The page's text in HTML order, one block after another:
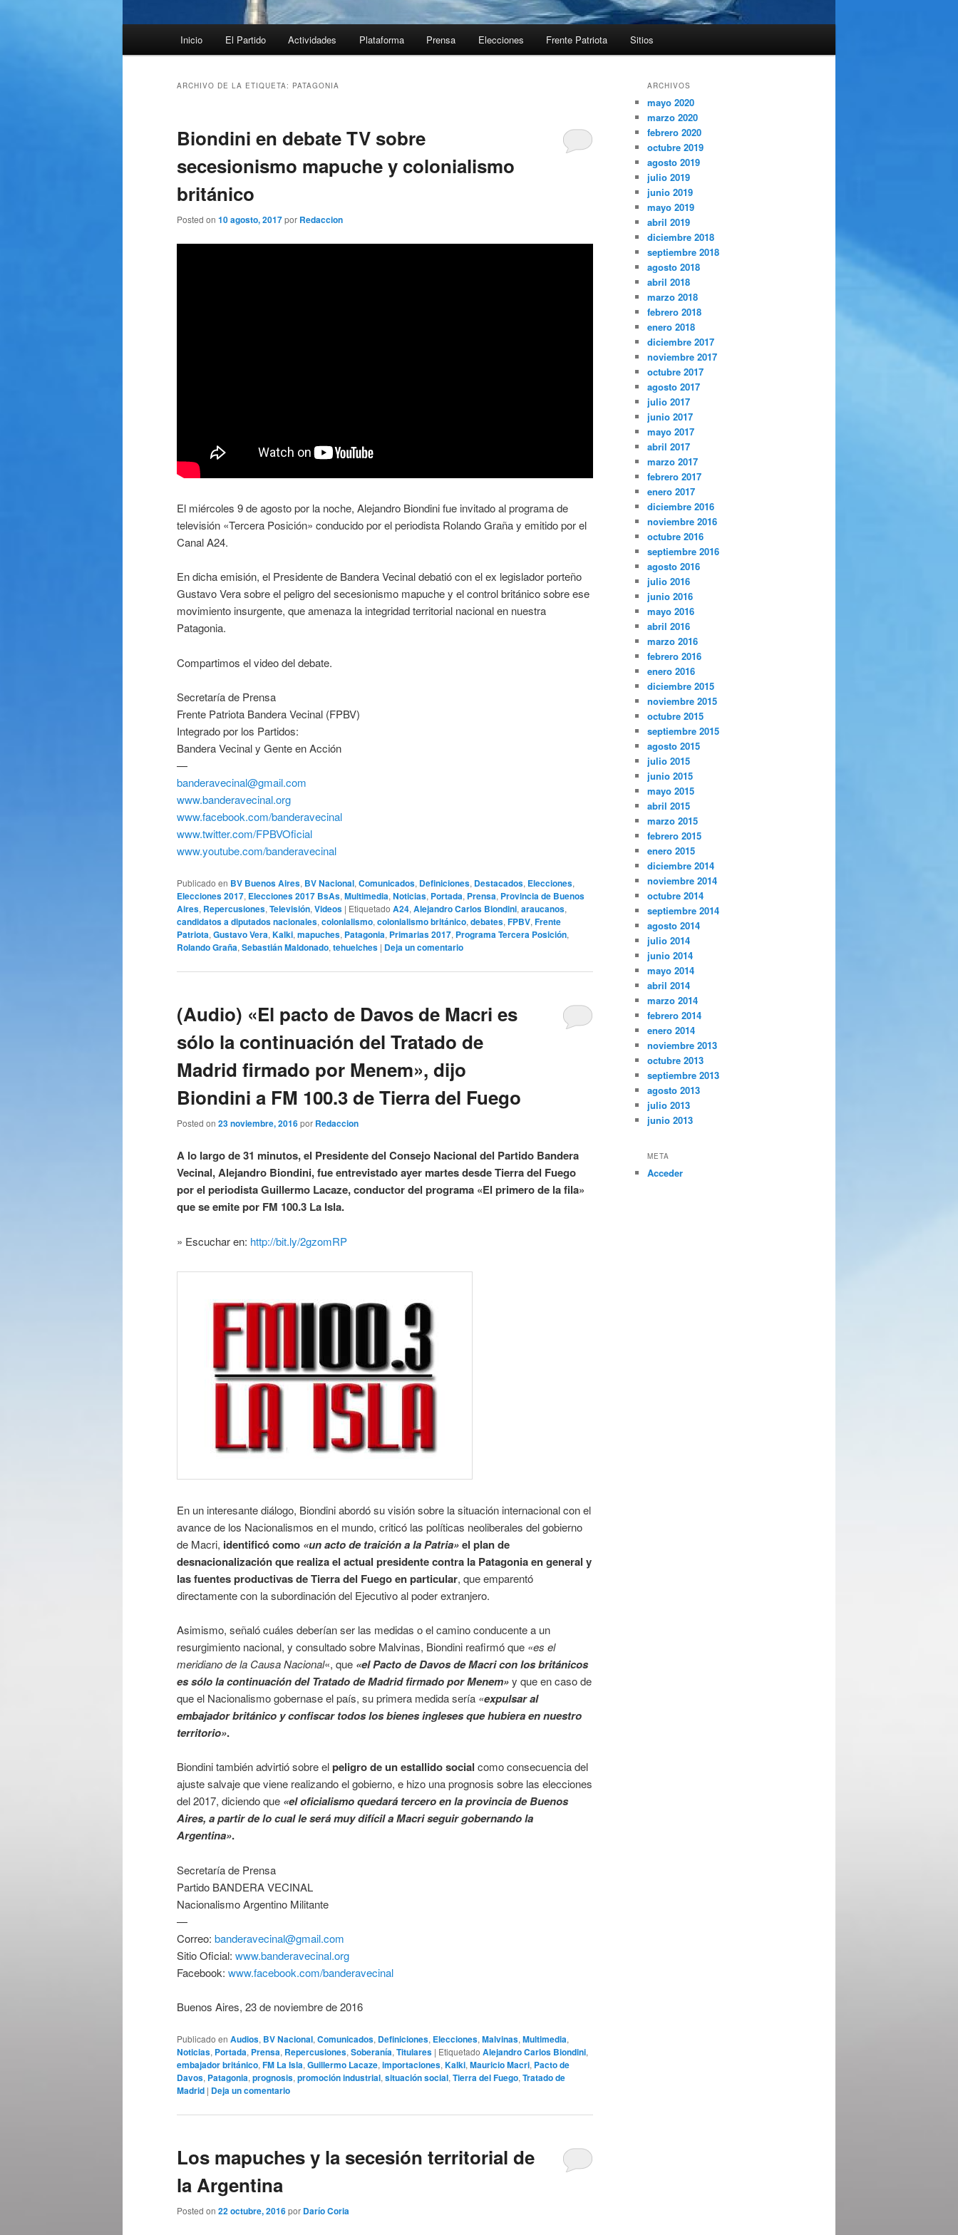
Inicio El Partido Actividades Plataforma Prensa Elecciones Frente Patriota Sitios
ARCHIVO DE LA ETIQUETA: PATAGONIA
Biondini en debate TV sobre
secesionismo mapuche y colonialismo
británico
Posted on 10 agosto, 2017por Redaccion
El miércoles 9 de agosto por la noche, Alejandro Biondini fue invitado al programa de
televisión «Tercera Posición» conducido por el periodista Rolando Graña y emitido por el
Canal A24.
En dicha emisión, el Presidente de Bandera Vecinal debatió con el ex legislador porteño
Gustavo Vera sobre el peligro del secesionismo mapuche y el control británico sobre ese
movimiento insurgente, que amenaza la integridad territorial nacional en nuestra
Patagonia.
Compartimos el video del debate.
Secretaría de Prensa
Frente Patriota Bandera Vecinal (FPBV)
Integrado por los Partidos:
Bandera Vecinal y Gente en Acción
—
banderavecinal@gmail.com
www.banderavecinal.org
www.facebook.com/banderavecinal
www.twitter.com/FPBVOficial
www.youtube.com/banderavecinal
Publicado en BV Buenos Aires, BV Nacional,Comunicados, Definiciones, Destacados, Elecciones,
Elecciones 2017, Elecciones 2017 BsAs,Multimedia,Noticias, Portada, Prensa, Provincia de Buenos
Aires, Repercusiones,Televisión,Videos | Etiquetado A24,Alejandro Carlos Biondini,araucanos,
candidatos a diputados nacionales,colonialismo,colonialismo británico,debates,FPBV,Frente
Patriota,Gustavo Vera,Kalki,mapuches, Patagonia, Primarias 2017, Programa Tercera Posición,
Rolando Graña,Sebastián Maldonado,tehuelches | Deja un comentario
(Audio) «El pacto de Davos de Macri es
sólo la continuación del Tratado de
Madrid firmado por Menem», dijo
Biondini a FM 100.3 de Tierra del Fuego
Posted on 23 noviembre, 2016por Redaccion
A lo largo de 31 minutos, el Presidente del Consejo Nacional del Partido Bandera
Vecinal, Alejandro Biondini, fue entrevistado ayer martes desde Tierra del Fuego
por el periodista Guillermo Lacaze, conductor del programa «El primero de la fila»
que se emite por FM 100.3 La Isla.
» Escuchar en: http://bit.ly/2gzomRP
En un interesante diálogo, Biondini abordó su visión sobre la situación internacional con el
avance de los Nacionalismos en el mundo, criticó las políticas neoliberales del gobierno
de Macri, identificó como «un acto de traición a la Patria»el plan de
desnacionalización que realiza el actual presidente contra la Patagonia en general y
las fuentes productivas de Tierra del Fuego en particular, que emparentó
directamente con la subordinación del Ejecutivo al poder extranjero.
Asimismo, señaló cuáles deberían ser las medidas o el camino conducente a un
resurgimiento nacional, y consultado sobre Malvinas, Biondini reafirmó que «es el
meridiano de la Causa Nacional«, que «el Pacto de Davos de Macri con los británicos
es sólo la continuación del Tratado de Madrid firmado por Menem»y que en caso de
que el Nacionalismo gobernase el país, su primera medida sería «expulsar al
embajador británico y confiscar todos los bienes ingleses que hubiera en nuestro
territorio».
Biondini también advirtió sobre elpeligro de un estallido social como consecuencia del
ajuste salvaje que viene realizando el gobierno, e hizo una prognosis sobre las elecciones
del 2017, diciendo que «el oficialismo quedará tercero en la provincia de Buenos
Aires, a partir de lo cual le será muy difícil a Macri seguir gobernando la
Argentina».
Secretaría de Prensa
Partido BANDERA VECINAL
Nacionalismo Argentino Militante
—
Correo: banderavecinal@gmail.com
Sitio Oficial: www.banderavecinal.org
Facebook: www.facebook.com/banderavecinal
Buenos Aires, 23 de noviembre de 2016
Publicado en Audios, BV Nacional, Comunicados, Definiciones, Elecciones, Malvinas, Multimedia,
Noticias, Portada, Prensa, Repercusiones, Soberanía, Titulares | Etiquetado Alejandro Carlos Biondini,
embajador británico, FM La Isla, Guillermo Lacaze, importaciones, Kalki, Mauricio Macri, Pacto de
Davos, Patagonia, prognosis, promoción industrial, situación social, Tierra del Fuego, Tratado de
Madrid | Deja un comentario
Los mapuches y la secesión territorial de
la Argentina
Posted on 22 octubre, 2016por Darío Coria
ARCHIVOS
mayo 2020
marzo 2020
febrero 2020
octubre 2019
agosto 2019
julio 2019
junio 2019
mayo 2019
abril 2019
diciembre 2018
septiembre 2018
agosto 2018
abril 2018
marzo 2018
febrero 2018
enero 2018
diciembre 2017
noviembre 2017
octubre 2017
agosto 2017
julio 2017
junio 2017
mayo 2017
abril 2017
marzo 2017
febrero 2017
enero 2017
diciembre 2016
noviembre 2016
octubre 2016
septiembre 2016
agosto 2016
julio 2016
junio 2016
mayo 2016
abril 2016
marzo 2016
febrero 2016
enero 2016
diciembre 2015
noviembre 2015
octubre 2015
septiembre 2015
agosto 2015
julio 2015
junio 2015
mayo 2015
abril 2015
marzo 2015
febrero 2015
enero 2015
diciembre 2014
noviembre 2014
octubre 2014
septiembre 2014
agosto 2014
julio 2014
junio 2014
mayo 2014
abril 2014
marzo 2014
febrero 2014
enero 2014
noviembre 2013
octubre 2013
septiembre 2013
agosto 2013
julio 2013
junio 2013
META
Acceder